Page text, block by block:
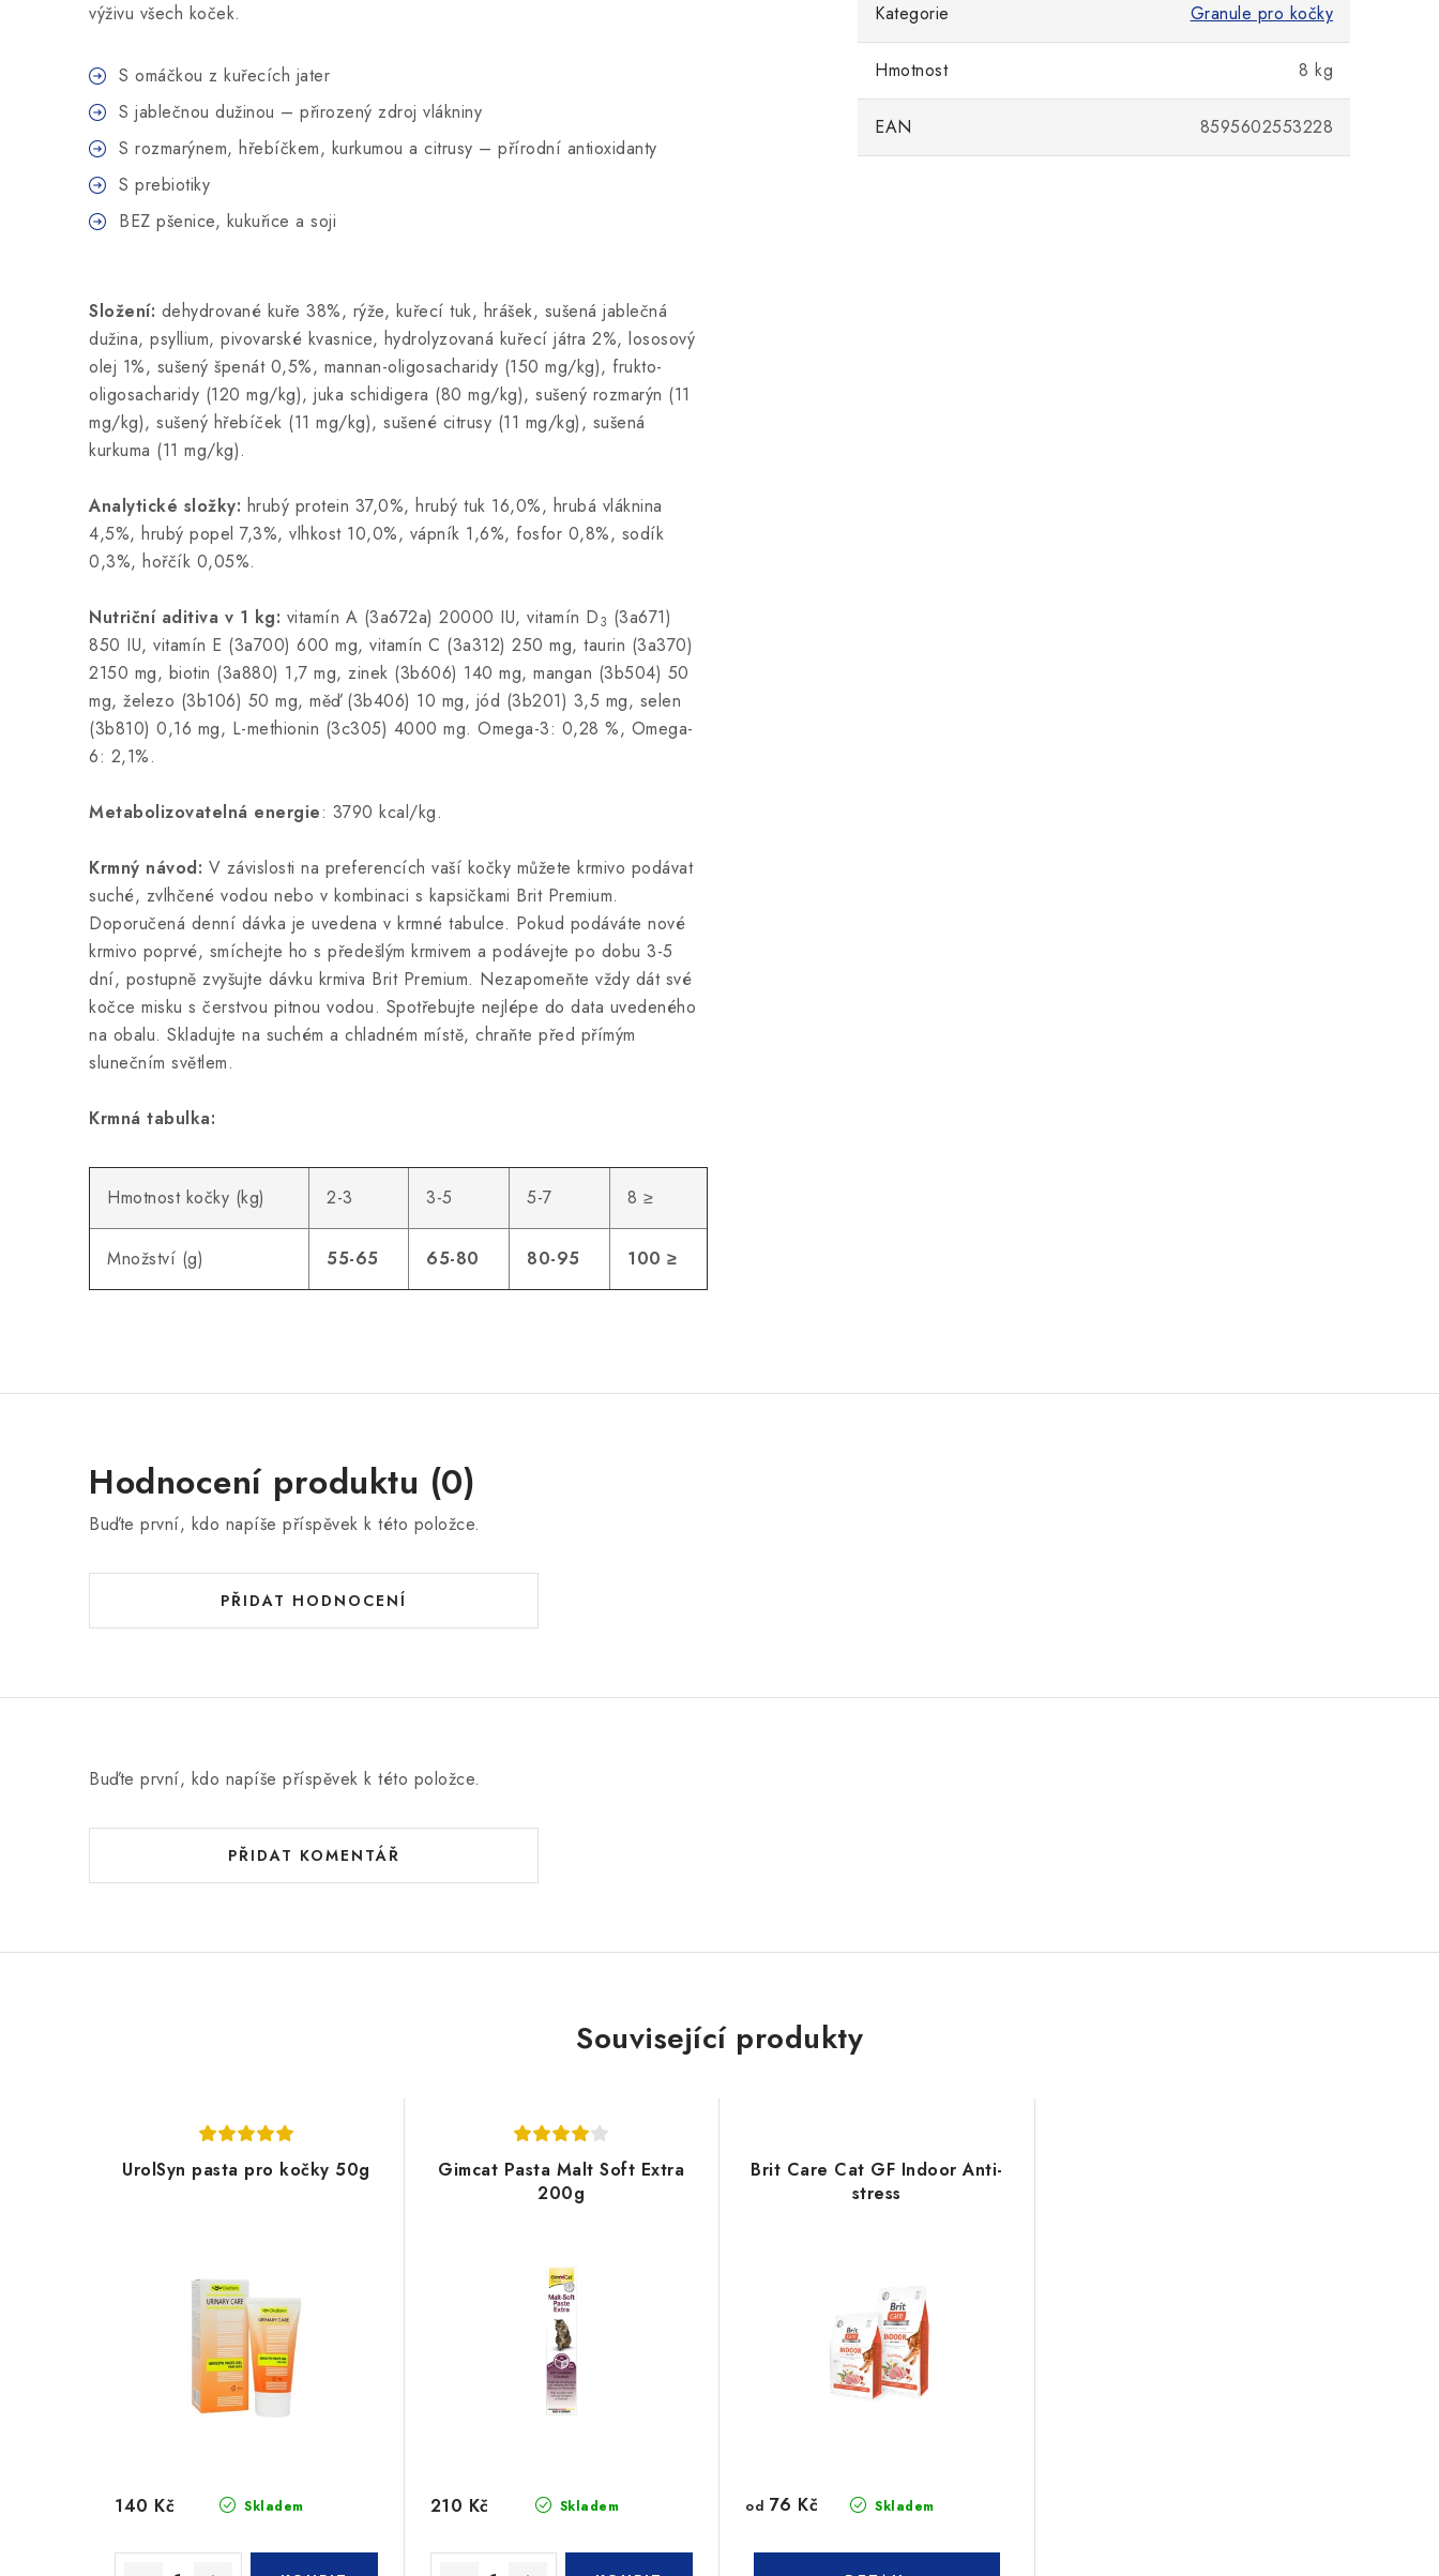
výživu všech koček.
S omáčkou z kuřecích jater
S jablečnou dužinou – přirozený zdroj vlákniny
S rozmarýnem, hřebíčkem, kurkumou a citrusy – přírodní antioxidanty
S prebiotiky
BEZ pšenice, kukuřice a soji
Složení: dehydrované kuře 38%, rýže, kuřecí tuk, hrášek, sušená jablečná
dužina, psyllium, pivovarské kvasnice, hydrolyzovaná kuřecí játra 2%, lososový
olej 1%, sušený špenát 0,5%, mannan-oligosacharidy (150 mg/kg), frukto-
oligosacharidy (120 mg/kg), juka schidigera (80 mg/kg), sušený rozmarýn (11
mg/kg), sušený hřebíček (11 mg/kg), sušené citrusy (11 mg/kg), sušená
kurkuma (11 mg/kg).
Analytické složky: hrubý protein 37,0%, hrubý tuk 16,0%, hrubá vláknina
4,5%, hrubý popel 7,3%, vlhkost 10,0%, vápník 1,6%, fosfor 0,8%, sodík
0,3%, hořčík 0,05%.
Nutriční aditiva v 1 kg: vitamín A (3a672a) 20000 IU, vitamín D3 (3a671)
850 IU, vitamín E (3a700) 600 mg, vitamín C (3a312) 250 mg, taurin (3a370)
2150 mg, biotin (3a880) 1,7 mg, zinek (3b606) 140 mg, mangan (3b504) 50
mg, železo (3b106) 50 mg, měď (3b406) 10 mg, jód (3b201) 3,5 mg, selen
(3b810) 0,16 mg, L-methionin (3c305) 4000 mg. Omega-3: 0,28 %, Omega-
6: 2,1%.
Metabolizovatelná energie: 3790 kcal/kg.
Krmný návod: V závislosti na preferencích vaší kočky můžete krmivo podávat
suché, zvlhčené vodou nebo v kombinaci s kapsičkami Brit Premium.
Doporučená denní dávka je uvedena v krmné tabulce. Pokud podáváte nové
krmivo poprvé, smíchejte ho s předešlým krmivem a podávejte po dobu 3-5
dní, postupně zvyšujte dávku krmiva Brit Premium. Nezapomeňte vždy dát své
kočce misku s čerstvou pitnou vodou. Spotřebujte nejlépe do data uvedeného
na obalu. Skladujte na suchém a chladném místě, chraňte před přímým
slunečním světlem.
Krmná tabulka:
Hmotnost kočky (kg) 2-3 3-5 5-7 8 ≥
Množství (g) 55-65 65-80 80-95 100 ≥
Kategorie Granule pro kočky
Hmotnost 8 kg
EAN 8595602553228
Hodnocení produktu (0)
Buďte první, kdo napíše příspěvek k této položce.
PŘIDAT HODNOCENÍ
Buďte první, kdo napíše příspěvek k této položce.
PŘIDAT KOMENTÁŘ
Související produkty
UrolSyn pasta pro kočky 50g
Skladem
140 Kč
Gimcat Pasta Malt Soft Extra
200g
Skladem
210 Kč
Brit Care Cat GF Indoor Anti-
stress
Skladem
od 76 Kč